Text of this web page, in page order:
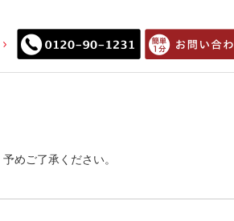
めご了承ください。